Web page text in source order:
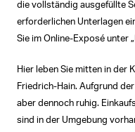
die vollständig ausgefüllte
erforderlichen Unterlagen
Sie im Online-Exposé unter
Hier leben Sie mitten in der
Friedrich-Hain. Aufgrund
aber dennoch ruhig.
sind in der Umgebung